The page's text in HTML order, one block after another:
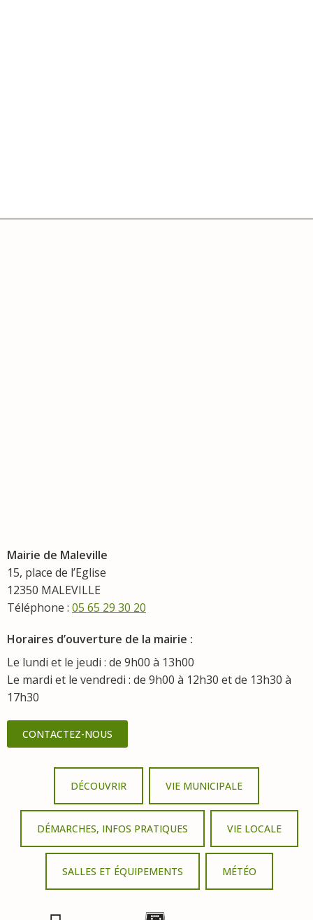
Mairie de Maleville
15, place de l’Eglise
12350 MALEVILLE
Téléphone : 05 65 29 30 20
Horaires d’ouverture de la mairie :
Le lundi et le jeudi : de 9h00 à 13h00
Le mardi et le vendredi : de 9h00 à 12h30 et de 13h30 à
17h30
CONTACTEZ-NOUS
DÉCOUVRIR VIE MUNICIPALE
DÉMARCHES, INFOS PRATIQUES VIE LOCALE
SALLES ET ÉQUIPEMENTS MÉTÉO